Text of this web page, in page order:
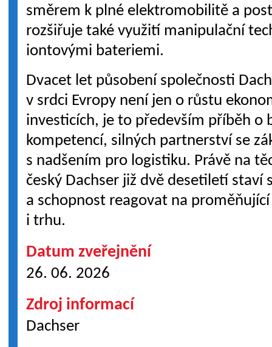
směrem k plné elektromobilitě a
rozšiřuje také využití manipulační
iontovými bateriemi.
Dvacet let působení společnosti
v srdci Evropy není jen o růstu
investicích, je to především příběh o
kompetencí, silných partnerství se
s nadšením pro logistiku. Právě na
český Dachser již dvě desetiletí staví
a schopnost reagovat na
i trhu.
Datum zveřejnění
26. 06. 2026
Zdroj informací
Dachser